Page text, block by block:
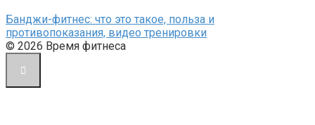
Банджи-фитнес: что это такое, польза и
противопоказания, видео тренировки
© 2026 Время фитнеса